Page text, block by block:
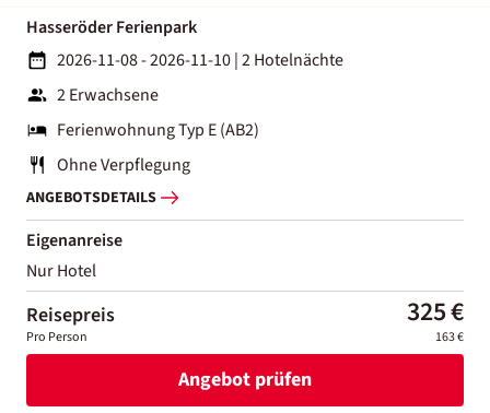
Hasseröder Ferienpark
2026-11-08 - 2026-11-10|2 Hotelnächte
2 Erwachsene
Ferienwohnung Typ E (AB2)
Ohne Verpflegung
ANGEBOTSDETAILS
Eigenanreise
Nur Hotel
Reisepreis 325 €
Pro Person 163 €
Angebot prüfen